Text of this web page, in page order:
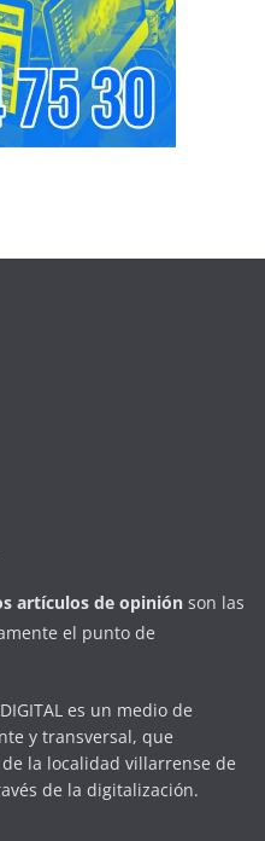
artículos de opinión son las
el punto de
es un medio de
y transversal, que
la localidad villarrense de
de la digitalización.